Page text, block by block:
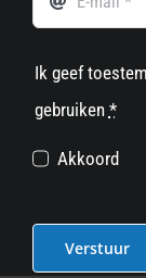
Ik geef
gebruiken *
Akkoord
Verstuur